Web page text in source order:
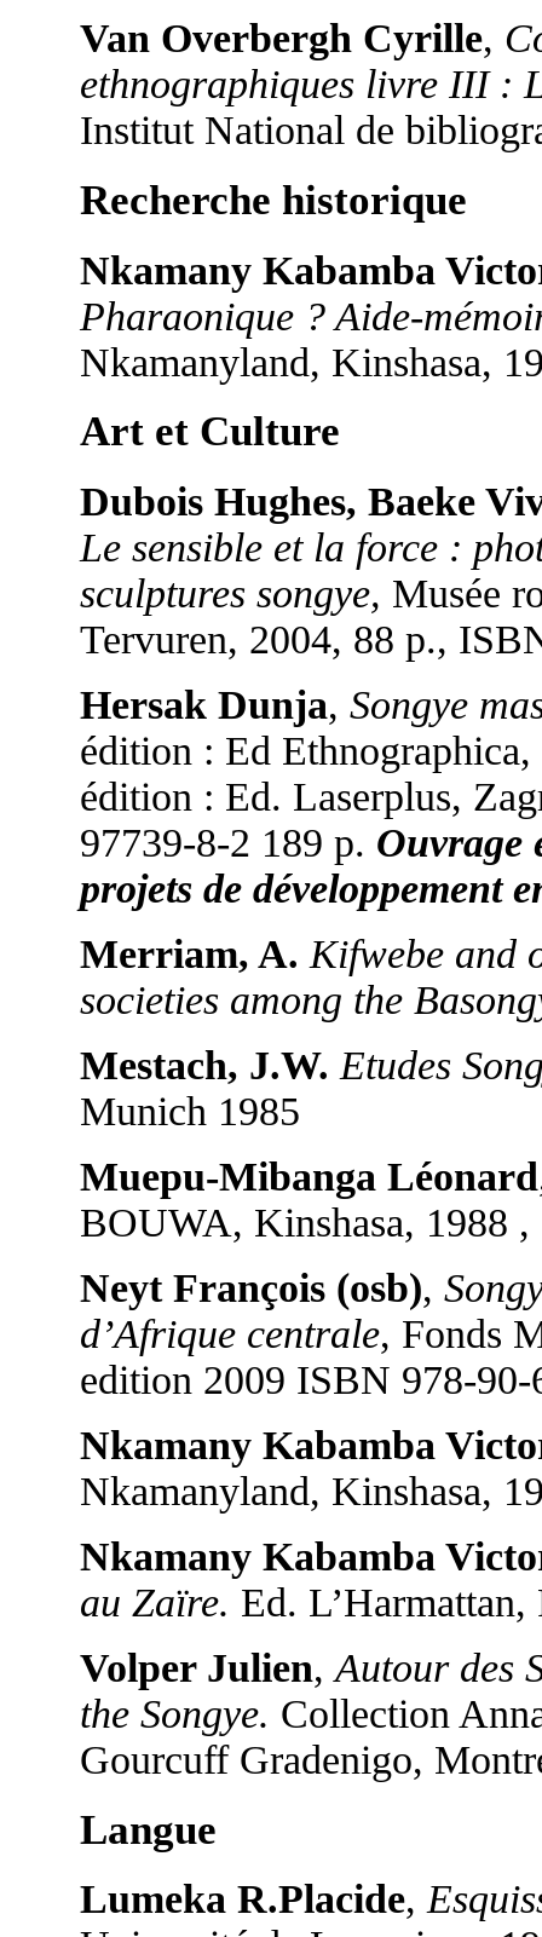
Van Overbergh Cyrille,
ethnographiques livre III :
Institut National de
Recherche historique
Nkamany Kabamba
Pharaonique ? Aide-
Nkamanyland, Kinshasa,
Art et Culture
Dubois Hughes, Baeke
Le sensible et la force :
sculptures songye, Musée
Tervuren, 2004, 88 p.,
Hersak Dunja, Songye
édition : Ed
édition : Ed. Laserplus,
97739-8-2 189 p. Ouvrage
projets de développement
Merriam, A. Kifwebe and
societies among the
Mestach, J.W. Etudes
Munich 1985
Muepu-Mibanga Léonard
BOUWA, Kinshasa, 1988 ,
Neyt François (osb),
d’Afrique centrale, Fonds
edition 2009 ISBN 978-
Nkamany Kabamba
Nkamanyland, Kinshasa,
Nkamany Kabamba
au Zaïre. Ed. L’Harmattan,
Volper Julien,Autour des
the Songye. Collection
Gourcuff Gradenigo,
Langue
Lumeka R.Placide,